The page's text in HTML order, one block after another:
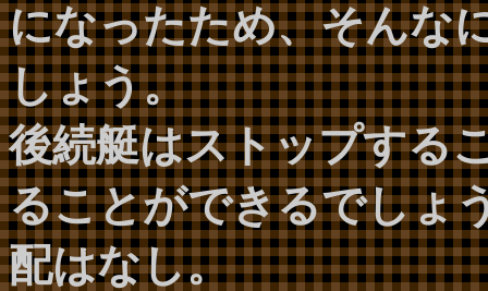
になったため、そんな
しょう。
後続艇はストップする
ることができるでしょ
配はなし。